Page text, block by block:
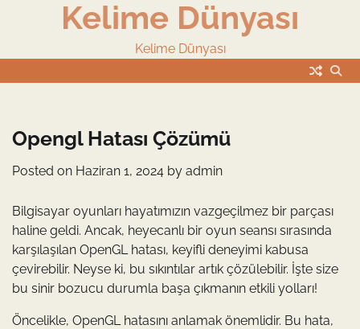
Kelime Dünyası
Kelime Dünyası
Opengl Hatası Çözümü
Posted on Haziran 1, 2024 by admin
Bilgisayar oyunları hayatımızın vazgeçilmez bir parçası
haline geldi. Ancak, heyecanlı bir oyun seansı sırasında
karşılaşılan OpenGL hatası, keyifli deneyimi kabusa
çevirebilir. Neyse ki, bu sıkıntılar artık çözülebilir. İşte size
bu sinir bozucu durumla başa çıkmanın etkili yolları!
Öncelikle, OpenGL hatasını anlamak önemlidir. Bu hata,